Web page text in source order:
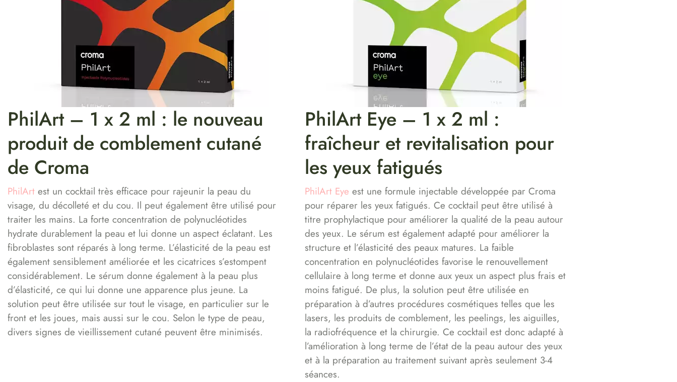
PhilArt – 1 x 2 ml : le nouveau
produit de comblement cutané
de Croma
PhilArt est un cocktail très efficace pour rajeunir la peau du
visage, du décolleté et du cou. Il peut également être utilisé pour
traiter les mains. La forte concentration de polynucléotides
hydrate durablement la peau et lui donne un aspect éclatant. Les
fibroblastes sont réparés à long terme. L’élasticité de la peau est
également sensiblement améliorée et les cicatrices s’estompent
considérablement. Le sérum donne également à la peau plus
d’élasticité, ce qui lui donne une apparence plus jeune. La
solution peut être utilisée sur tout le visage, en particulier sur le
front et les joues, mais aussi sur le cou. Selon le type de peau,
divers signes de vieillissement cutané peuvent être minimisés.
PhilArt Eye – 1 x 2 ml :
fraîcheur et revitalisation pour
les yeux fatigués
PhilArt Eye est une formule injectable développée par Croma
pour réparer les yeux fatigués. Ce cocktail peut être utilisé à
titre prophylactique pour améliorer la qualité de la peau autour
des yeux. Le sérum est également adapté pour améliorer la
structure et l’élasticité des peaux matures. La faible
concentration en polynucléotides favorise le renouvellement
cellulaire à long terme et donne aux yeux un aspect plus frais et
moins fatigué. De plus, la solution peut être utilisée en
préparation à d’autres procédures cosmétiques telles que les
lasers, les produits de comblement, les peelings, les aiguilles,
la radiofréquence et la chirurgie. Ce cocktail est donc adapté à
l’amélioration à long terme de l’état de la peau autour des yeux
et à la préparation au traitement suivant après seulement 3-4
séances.